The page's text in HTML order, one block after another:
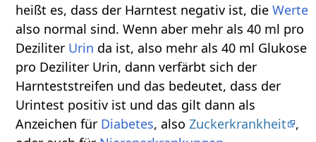
heißt es, dass der Harntest negativ ist, dieWerte
also normal sind. Wenn aber mehr als 40 ml pro
Deziliter Urin da ist, also mehr als 40 ml Glukose
pro Deziliter Urin, dann verfärbt sich der
Harnteststreifen und das bedeutet, dass der
Urintest positiv ist und das gilt dann als
Anzeichen für Diabetes, alsoZuckerkrankheit
,